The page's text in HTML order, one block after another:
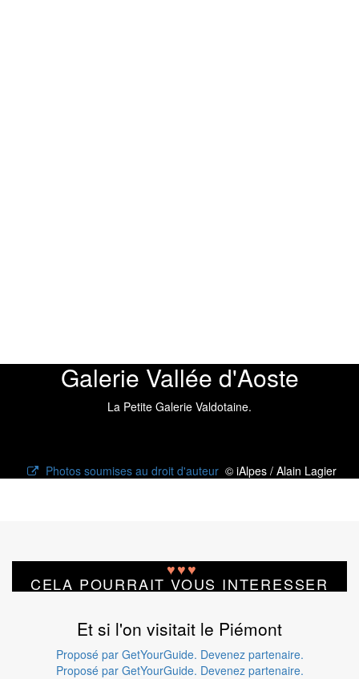
Galerie Vallée d'Aoste
La Petite Galerie Valdotaine.
Photos soumises au droit d'auteur© iAlpes / Alain Lagier
♥♥♥
CELA POURRAIT VOUS INTERESSER
Et si l'on visitait le Piémont
Proposé par GetYourGuide. Devenez partenaire.
Proposé par GetYourGuide. Devenez partenaire.